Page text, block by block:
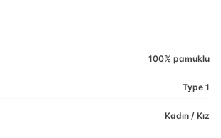
100% pamuklu
Type 1
Kadın / Kız